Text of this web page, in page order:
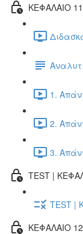
ΚΕΦΑΛΑΙΟ
1.
2.
3.
TEST |
TEST |
ΚΕΦΑΛΑΙΟ